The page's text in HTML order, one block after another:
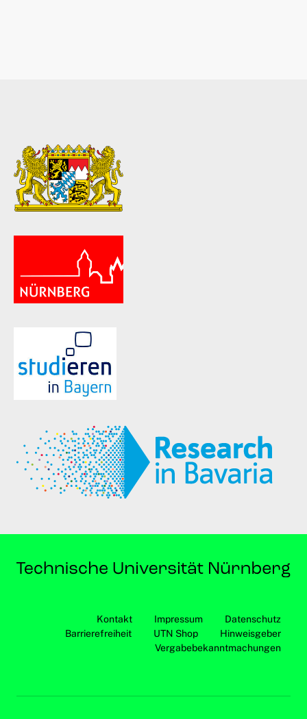
Kontakt Impressum
Datenschutz
Barrierefreiheit
UTN Shop
Hinweisgeber
Vergabebekanntmachungen